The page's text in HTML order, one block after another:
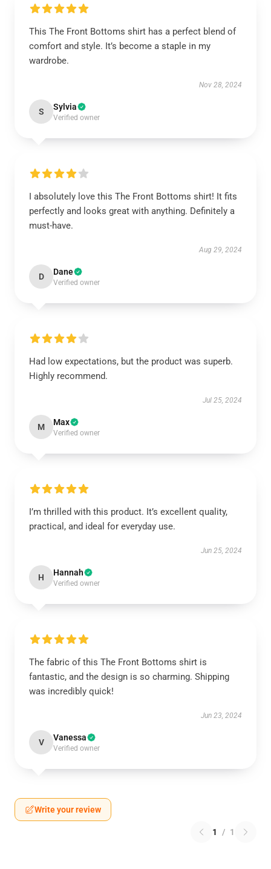
This The Front Bottoms shirt has a perfect blend of
comfort and style. It’s become a staple in my
wardrobe.
Nov 28, 2024
S Sylvia
Verified owner
I absolutely love this The Front Bottoms shirt! It fits
perfectly and looks great with anything. Definitely a
must-have.
Aug 29, 2024
D Dane
Verified owner
Had low expectations, but the product was superb.
Highly recommend.
Jul 25, 2024
M Max
Verified owner
I’m thrilled with this product. It’s excellent quality,
practical, and ideal for everyday use.
Jun 25, 2024
H Hannah
Verified owner
The fabric of this The Front Bottoms shirt is
fantastic, and the design is so charming. Shipping
was incredibly quick!
Jun 23, 2024
V Vanessa
Verified owner
Write your review
1 / 1